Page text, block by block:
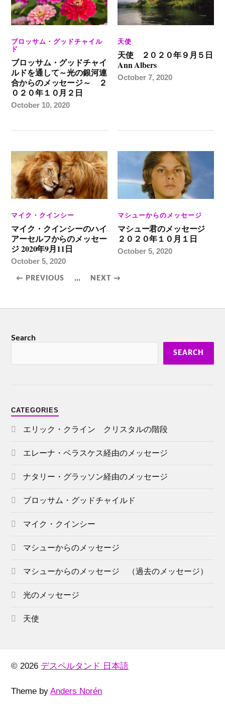
ブロッサム・グッドチャイル
ド
ブロッサム・グッドチャイ
ルドを通して～光の銀河連
合からのメッセージ～ ２
０２０年１０月２日
October 10, 2020
天使
天使 ２０２０年９月５日
Ann Albers
October 7, 2020
マイク・クインシー
マイク・クインシーのハイ
アーセルフからのメッセー
ジ 2020年9月11日
October 5, 2020
マシューからのメッセージ
マシュー君のメッセージ
２０２０年１０月１日
October 5, 2020
← PREVIOUS ... NEXT →
Search
SEARCH
CATEGORIES
エリック・クライン クリスタルの階段
エレーナ・ベラスケス経由のメッセージ
ナタリー・グラッソン経由のメッセージ
ブロッサム・グッドチャイルド
マイク・クインシー
マシューからのメッセージ
マシューからのメッセージ （過去のメッセージ）
光のメッセージ
天使
© 2026 デスペルタンド 日本語
Theme byAnders Norén